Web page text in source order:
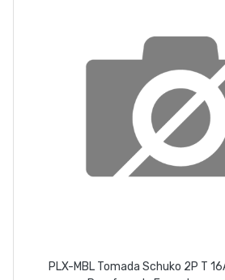
PLX-MBL Tomada Schuko 2P T